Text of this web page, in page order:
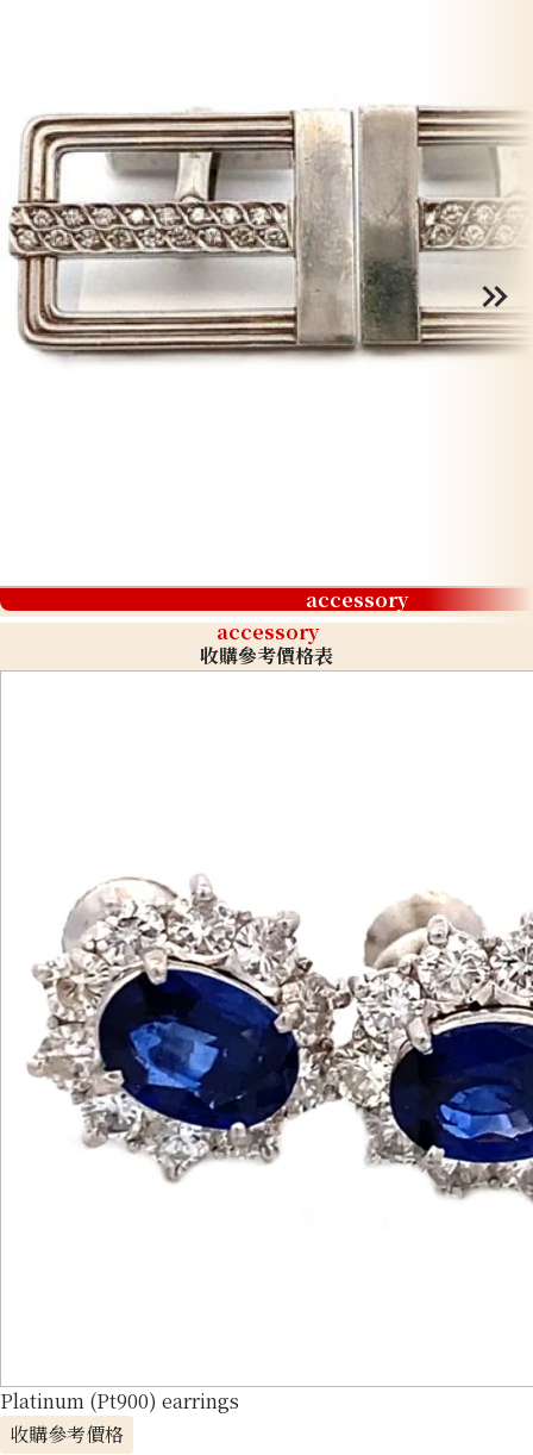
accessory
accessory
收購參考價格表
Platinum (Pt900) earrings
收購參考價格